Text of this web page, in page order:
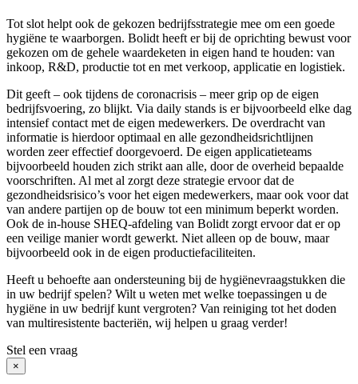
Tot slot helpt ook de gekozen bedrijfsstrategie mee om een goede
hygiëne te waarborgen. Bolidt heeft er bij de oprichting bewust voor
gekozen om de gehele waardeketen in eigen hand te houden: van
inkoop, R&D, productie tot en met verkoop, applicatie en logistiek.
Dit geeft – ook tijdens de coronacrisis – meer grip op de eigen
bedrijfsvoering, zo blijkt. Via daily stands is er bijvoorbeeld elke dag
intensief contact met de eigen medewerkers. De overdracht van
informatie is hierdoor optimaal en alle gezondheidsrichtlijnen
worden zeer effectief doorgevoerd. De eigen applicatieteams
bijvoorbeeld houden zich strikt aan alle, door de overheid bepaalde
voorschriften. Al met al zorgt deze strategie ervoor dat de
gezondheidsrisico’s voor het eigen medewerkers, maar ook voor dat
van andere partijen op de bouw tot een minimum beperkt worden.
Ook de in-house SHEQ-afdeling van Bolidt zorgt ervoor dat er op
een veilige manier wordt gewerkt. Niet alleen op de bouw, maar
bijvoorbeeld ook in de eigen productiefaciliteiten.
Heeft u behoefte aan ondersteuning bij de hygiënevraagstukken die
in uw bedrijf spelen? Wilt u weten met welke toepassingen u de
hygiëne in uw bedrijf kunt vergroten? Van reiniging tot het doden
van multiresistente bacteriën, wij helpen u graag verder!
Stel een vraag
×